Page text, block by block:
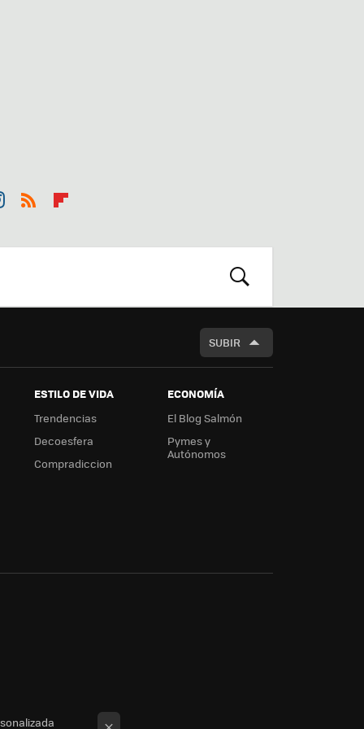
boa
BUSCAR
SUBIR
ESTILO DE VIDA
Trendencias
Decoesfera
Compradiccion
ECONOMÍA
El Blog Salmón
Pymes y
Autónomos